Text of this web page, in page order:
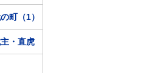
町（1）
・直虎